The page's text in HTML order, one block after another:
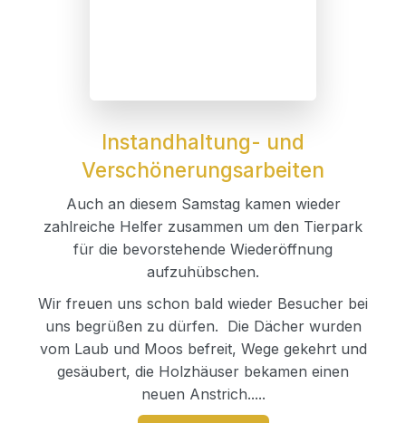
Instandhaltung- und
Verschönerungsarbeiten
Auch an diesem Samstag kamen wieder
zahlreiche Helfer zusammen um den Tierpark
für die bevorstehende Wiederöffnung
aufzuhübschen.
Wir freuen uns schon bald wieder Besucher bei
uns begrüßen zu dürfen. Die Dächer wurden
vom Laub und Moos befreit, Wege gekehrt und
gesäubert, die Holzhäuser bekamen einen
neuen Anstrich.....